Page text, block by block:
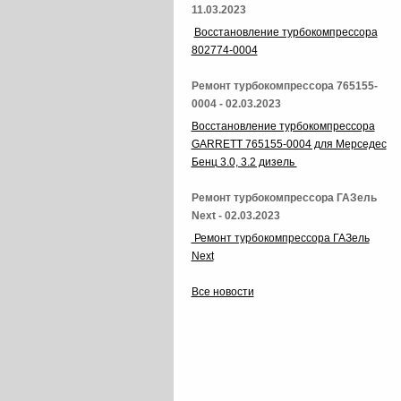
11.03.2023
Восстановление турбокомпрессора
802774-0004
Ремонт турбокомпрессора 765155-
0004 - 02.03.2023
Восстановление турбокомпрессора
GARRETT 765155-0004 для Мерседес
Бенц 3.0, 3.2 дизель
Ремонт турбокомпрессора ГАЗель
Next - 02.03.2023
Ремонт турбокомпрессора ГАЗель
Next
Все новости